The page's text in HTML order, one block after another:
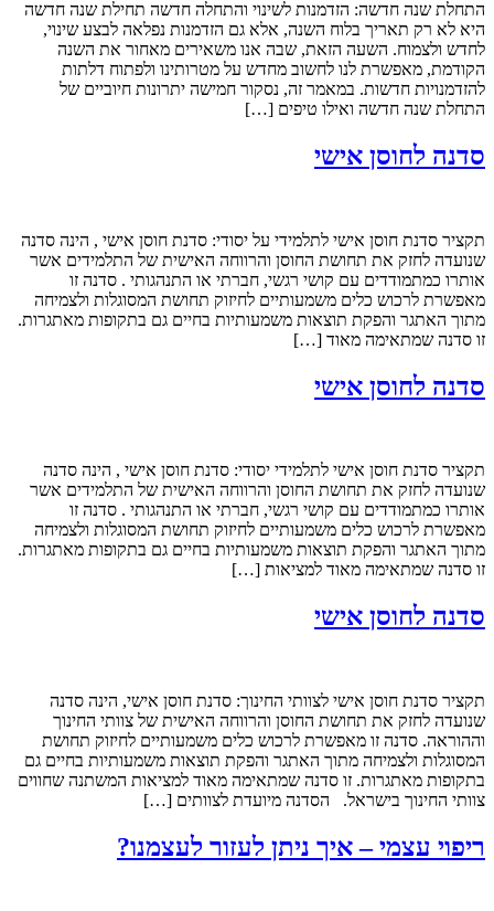
התחלת שנה חדשה: הזדמנות לשינוי והתחלה חדשה תחילת שנה חדשה
היא לא רק תאריך בלוח השנה, אלא גם הזדמנות נפלאה לבצע שינוי,
לחדש ולצמוח. השעה הזאת, שבה אנו משאירים מאחור את השנה
הקודמת, מאפשרת לנו לחשוב מחדש על מטרותינו ולפתוח דלתות
להזדמנויות חדשות. במאמר זה, נסקור חמישה יתרונות חיוביים של
התחלת שנה חדשה ואילו טיפים […]
סדנה לחוסן אישי
תקציר סדנת חוסן אישי לתלמידי על יסודי: סדנת חוסן אישי , הינה סדנה
שנועדה לחזק את תחושת החוסן והרווחה האישית של התלמידים אשר
אותרו כמתמודדים עם קושי רגשי, חברתי או התנהגותי . סדנה זו
מאפשרת לרכוש כלים משמעותיים לחיזוק תחושת המסוגלות ולצמיחה
מתוך האתגר והפקת תוצאות משמעותיות בחיים גם בתקופות מאתגרות.
זו סדנה שמתאימה מאוד […]
סדנה לחוסן אישי
תקציר סדנת חוסן אישי לתלמידי יסודי: סדנת חוסן אישי , הינה סדנה
שנועדה לחזק את תחושת החוסן והרווחה האישית של התלמידים אשר
אותרו כמתמודדים עם קושי רגשי, חברתי או התנהגותי . סדנה זו
מאפשרת לרכוש כלים משמעותיים לחיזוק תחושת המסוגלות ולצמיחה
מתוך האתגר והפקת תוצאות משמעותיות בחיים גם בתקופות מאתגרות.
זו סדנה שמתאימה מאוד למציאות […]
סדנה לחוסן אישי
תקציר סדנת חוסן אישי לצוותי החינוך: סדנת חוסן אישי, הינה סדנה
שנועדה לחזק את תחושת החוסן והרווחה האישית של צוותי החינוך
וההוראה. סדנה זו מאפשרת לרכוש כלים משמעותיים לחיזוק תחושת
המסוגלות ולצמיחה מתוך האתגר והפקת תוצאות משמעותיות בחיים גם
בתקופות מאתגרות. זו סדנה שמתאימה מאוד למציאות המשתנה שחווים
צוותי החינוך בישראל. הסדנה מיועדת לצוותים […]
ריפוי עצמי – איך ניתן לעזור לעצמנו?